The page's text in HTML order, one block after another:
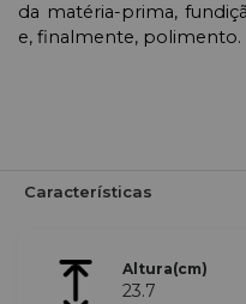
da matéria-prima,
e, finalmente, polimento.
Características
Altura(cm)
23.7